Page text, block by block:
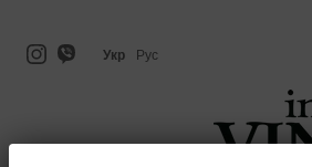
Укр Рус